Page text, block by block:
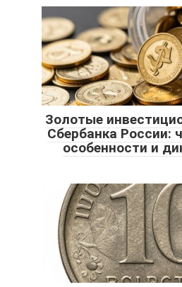
Золотые
Сбербанка России:
особенности и